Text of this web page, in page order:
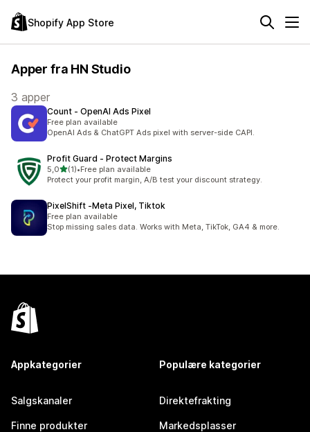
Shopify App Store
Apper fra HN Studio
3 apper
Count ‑ OpenAI Ads Pixel
Free plan available
OpenAI Ads & ChatGPT Ads pixel with server-side CAPI.
Profit Guard ‑ Protect Margins
5,0av 5 stjerner
(1)
Totalt 1 omtaler
•Free plan available
Protect your profit margin, A/B test your discount strategy.
PixelShift ‑Meta Pixel, Tiktok
Free plan available
Stop missing sales data. Works with Meta, TikTok, GA4 & more.
Appkategorier
Salgskanaler
Finne produkter
Populære kategorier
Direktefrakting
Markedsplasser